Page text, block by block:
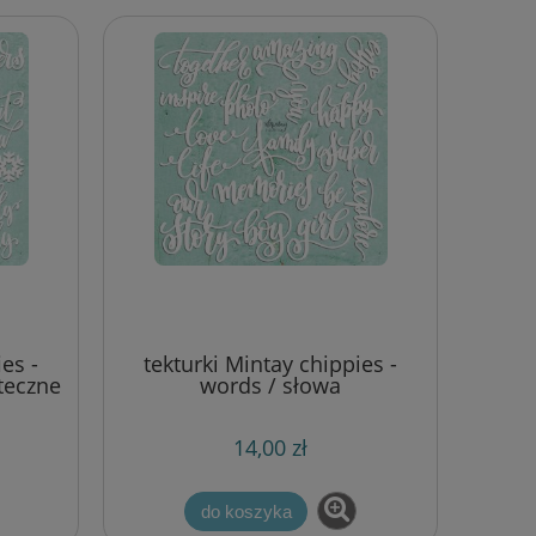
5,00 zł
- tekturki Mintay chippies -
words / słowa
14,00 zł
do koszyka